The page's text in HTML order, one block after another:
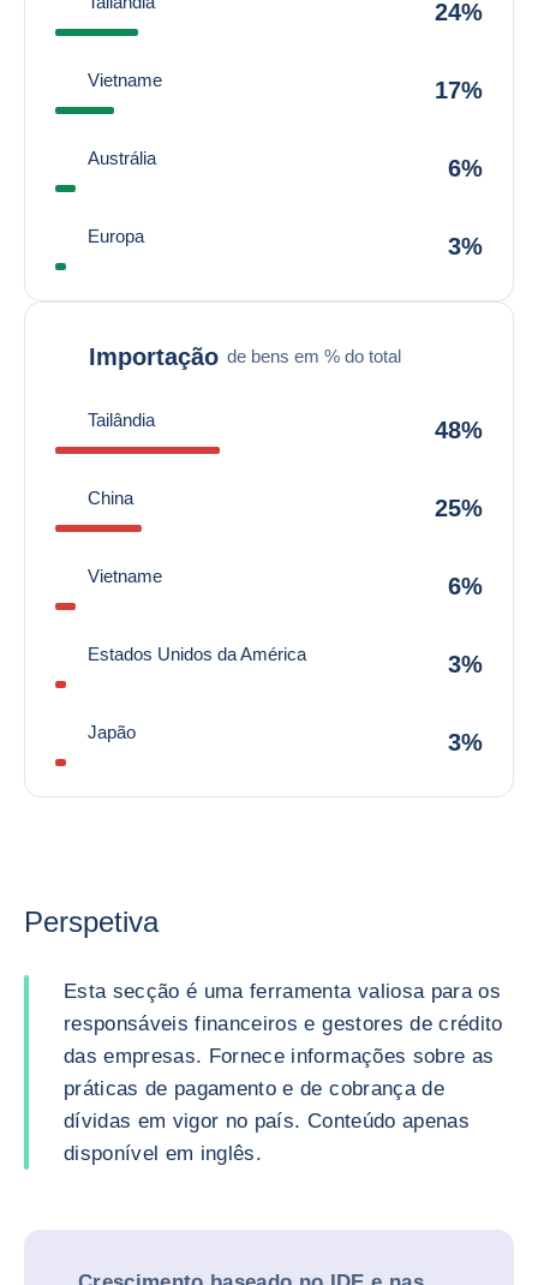
24%
Vietname 17%
Austrália 6%
Europa 3%
Importação de bens em % do total
Tailândia 48%
China 25%
Vietname 6%
Estados Unidos da América 3%
Japão 3%
Perspetiva
Esta secção é uma ferramenta valiosa para os
responsáveis financeiros e gestores de crédito
das empresas. Fornece informações sobre as
práticas de pagamento e de cobrança de
dívidas em vigor no país. Conteúdo apenas
disponível em inglês.